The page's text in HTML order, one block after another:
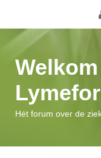
Hét forum over de